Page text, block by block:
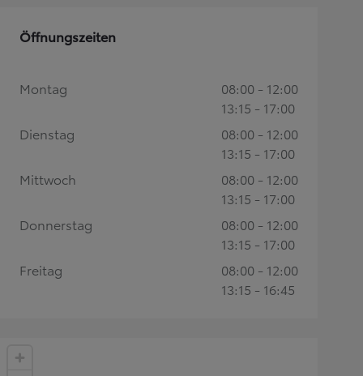
Öffnungszeiten
Montag
08:00 - 12:00
13:15 - 17:00
Dienstag
08:00 - 12:00
13:15 - 17:00
Mittwoch
08:00 - 12:00
13:15 - 17:00
Donnerstag
08:00 - 12:00
13:15 - 17:00
Freitag
08:00 - 12:00
13:15 - 16:45